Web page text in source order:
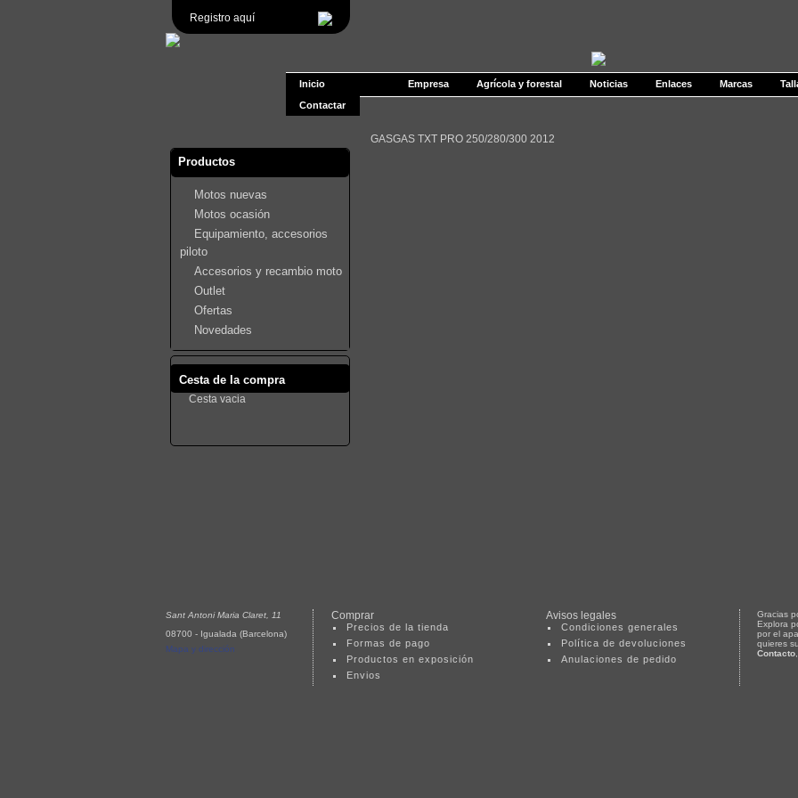
Registro aquí
Inicio Empresa Agrícola y forestal Noticias Enlaces Marcas
Contactar
Productos
Motos nuevas
Motos ocasión
Equipamiento, accesorios
piloto
Accesorios y recambio moto
Outlet
Ofertas
Novedades
Cesta de la compra
Cesta vacia
GASGAS TXT PRO 250/280/300 2012
Sant Antoni Maria Claret, 11
08700 - Igualada (Barcelona)
Mapa y dirección
Comprar
Precios de la tienda
Formas de pago
Productos en exposición
Envios
Avisos legales
Condiciones generales
Política de devoluciones
Anulaciones de pedido
Gracias
Explora
por el
quieres
Contacto